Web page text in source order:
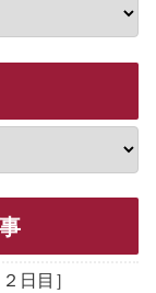
日目］